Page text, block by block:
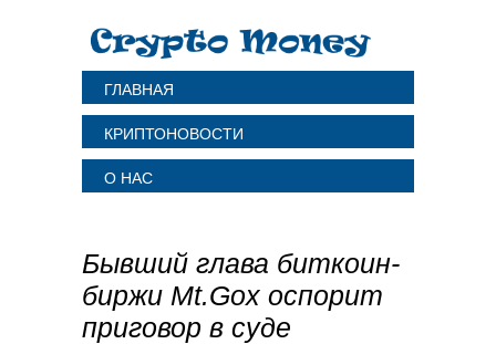
ГЛАВНАЯ
КРИПТОНОВОСТИ
О НАС
Бывший глава биткоин-
биржи Mt.Gox оспорит
приговор в суде